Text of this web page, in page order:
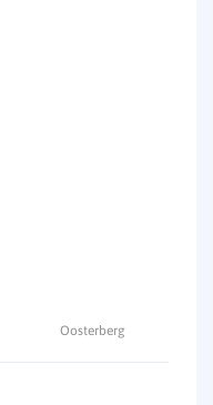
Oosterberg